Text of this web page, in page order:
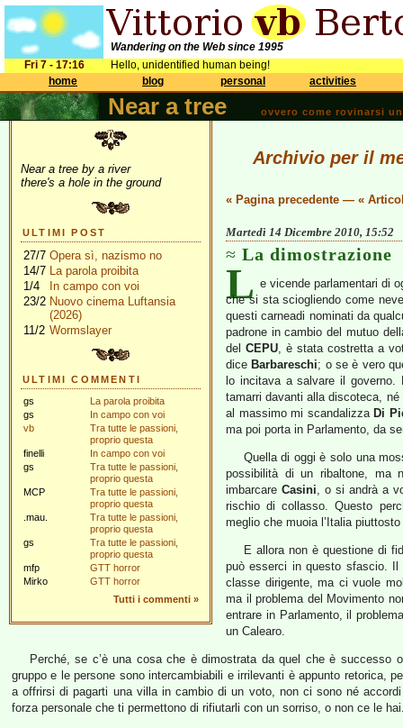
Wandering on the Web since 1995
Fri 7 - 17:16
Hello, unidentified human being!
home
blog personal activities
Near a tree ovvero come rovinarsi
Near a tree by a river
there's a hole in the ground
ULTIMI POST
27/7 Opera sì, nazismo no
14/7 La parola proibita
1/4
In campo con voi
23/2 Nuovo cinema Luftansia
(2026)
11/2 Wormslayer
ULTIMI COMMENTI
gs
La parola proibita
gs
In campo con voi
vb
Tra tutte le passioni,
proprio questa
finelli
In campo con voi
gs
Tra tutte le passioni,
proprio questa
MCP
Tra tutte le passioni,
proprio questa
.mau.
Tra tutte le passioni,
proprio questa
gs
Tra tutte le passioni,
proprio questa
mfp
GTT horror
Mirko
GTT horror
Tutti i commenti »
Archivio per il
« Pagina precedente — «
Martedì 14 Dicembre 2010, 15:52
La dimostrazione
L e vicende parlamentari di
che si sta sciogliendo come
questi carneadi nominati da
padrone in cambio del mutuo
del CEPU, è stata costretta a
dice Barbareschi; o se è vero
lo incitava a salvare il
tamarri davanti alla discoteca,
al massimo mi scandalizza Di
ma poi porta in Parlamento, da
Quella di oggi è solo una
possibilità di un ribaltone, ma
imbarcare Casini, o si andrà a
rischio di collasso. Questo
meglio che muoia l’Italia
E allora non è questione di
può esserci in questo sfascio. Il
classe dirigente, ma ci vuole
ma il problema del Movimento
entrare in Parlamento, il
un Calearo.
Perché, se c’è una cosa che è dimostrata da quel che è
gruppo e le persone sono intercambiabili e irrilevanti è appunto retorica,
a offrirsi di pagarti una villa in cambio di un voto, non ci sono né
forza personale che ti permettono di rifiutarli con un sorriso, o non ce le